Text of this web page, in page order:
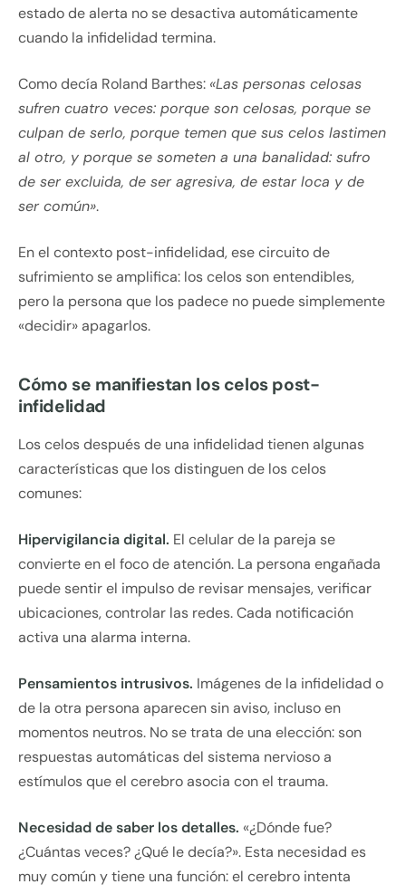
estado de alerta no se desactiva automáticamente
cuando la infidelidad termina.
Como decía Roland Barthes: «Las personas celosas
sufren cuatro veces: porque son celosas, porque se
culpan de serlo, porque temen que sus celos lastimen
al otro, y porque se someten a una banalidad: sufro
de ser excluida, de ser agresiva, de estar loca y de
ser común».
En el contexto post-infidelidad, ese circuito de
sufrimiento se amplifica: los celos son entendibles,
pero la persona que los padece no puede simplemente
«decidir» apagarlos.
Cómo se manifiestan los celos post-
infidelidad
Los celos después de una infidelidad tienen algunas
características que los distinguen de los celos
comunes:
Hipervigilancia digital. El celular de la pareja se
convierte en el foco de atención. La persona engañada
puede sentir el impulso de revisar mensajes, verificar
ubicaciones, controlar las redes. Cada notificación
activa una alarma interna.
Pensamientos intrusivos. Imágenes de la infidelidad o
de la otra persona aparecen sin aviso, incluso en
momentos neutros. No se trata de una elección: son
respuestas automáticas del sistema nervioso a
estímulos que el cerebro asocia con el trauma.
Necesidad de saber los detalles. «¿Dónde fue?
¿Cuántas veces? ¿Qué le decía?». Esta necesidad es
muy común y tiene una función: el cerebro intenta